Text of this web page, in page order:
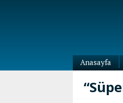
Anasayfa